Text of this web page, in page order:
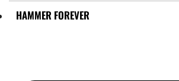
HAMMER FOREVER